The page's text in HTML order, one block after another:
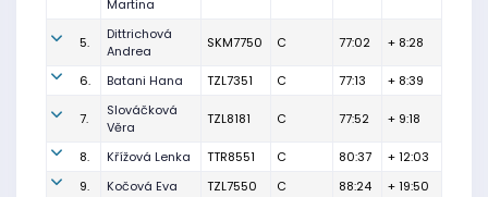
Martina
5.
Dittrichová
Andrea
SKM7750 C 77:02 + 8:28
6. Batani Hana TZL7351 C 77:13 + 8:39
7.
Slováčková
Věra
TZL8181 C 77:52 + 9:18
8. Křížová Lenka TTR8551 C 80:37
+ 12:03
9.
Kočová Eva TZL7550 C 88:24
+ 19:50